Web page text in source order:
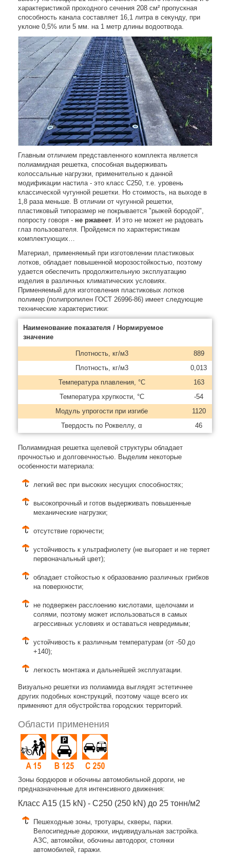
характеристикой проходного сечения 208 см² пропускная
способность канала составляет 16,1 литра в секунду, при
уклоне 0,5% или 5 мм. на 1 метр длины водоотвода.
Главным отличием представленного комплекта является
полиамидная решетка, способная выдерживать
колоссальные нагрузки, применительно к данной
модификации настила - это класс C250, т.е. уровень
классической чугунной решетки. Но стоимость, на выходе в
1,8 раза меньше. В отличии от чугунной решетки,
пластиковый типоразмер не покрывается "рыжей бородой",
попросту говоря - не ржавеет . И это не может не радовать
глаз пользователя. Пройдемся по характеристикам
комплектующих…
Материал, применяемый при изготовлении пластиковых
лотков, обладает повышенной морозостойкостью, поэтому
удается обеспечить продолжительную эксплуатацию
изделия в различных климатических условиях.
Применяемый для изготовления пластиковых лотков
полимер (полипропилен ГОСТ 26996-86) имеет следующие
технические характеристики:
Наименование показателя / Нормируемое
значение
Плотность, кг/м3
889
Плотность, кг/м3
0,013
Температура плавления, °С
163
Температура хрупкости, °С
-54
Модуль упрогости при изгибе
1120
Твердость по Роквеллу, α
46
Полиамидная решетка щелевой структуры обладает
прочностью и долговечностью. Выделим некоторые
особенности материала:
легкий вес при высоких несущих способностях;
высокопрочный и готов выдерживать повышенные
механические нагрузки;
отсутствие горючести;
устойчивость к ультрафиолету (не выгорает и не теряет
первоначальный цвет);
обладает стойкостью к образованию различных грибков
на поверхности;
не подвержен расслоению кислотами, щелочами и
солями, поэтому может использоваться в самых
агрессивных условиях и оставаться невредимым;
устойчивость к различным температурам (от -50 до
+140);
легкость монтажа и дальнейшей эксплуатации.
Визуально решетки из полиамида выглядят эстетичнее
других подобных конструкций, поэтому чаще всего их
применяют для обустройства городских территорий.
Области применения
Зоны бордюров и обочины автомобильной дороги, не
предназначенные для интенсивного движения:
Класс A15 (15 kN) - C250 (250 kN) до 25 тонн/м2
Пешеходные зоны, тротуары, скверы, парки.
Велосипедные дорожки, индивидуальная застройка.
АЗС, автомойки, обочины автодорог, стоянки
автомобилей, гаражи.